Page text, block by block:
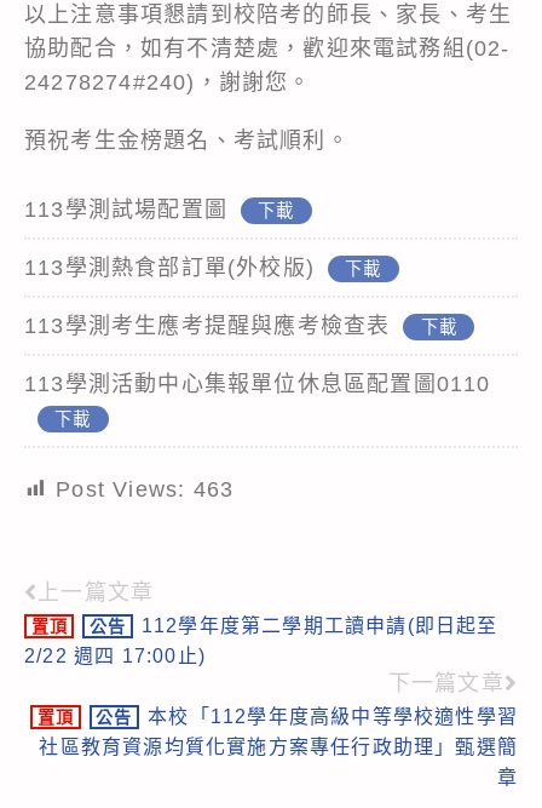
以上注意事項懇請到校陪考的師長、家長、考生
協助配合，如有不清楚處，歡迎來電試務組(02-
24278274#240)，謝謝您。
預祝考生金榜題名、考試順利。
113學測試場配置圖 下載
113學測熱食部訂單(外校版) 下載
113學測考生應考提醒與應考檢查表 下載
113學測活動中心集報單位休息區配置圖0110
下載
Post Views: 463
Read
more
上一篇文章
置頂 公告
112學年度第二學期工讀申請(即日起至
2/22 週四 17:00止)
下一篇文章
置頂 公告
本校「112學年度高級中等學校適性學習
社區教育資源均質化實施方案專任行政助理」甄選簡
章